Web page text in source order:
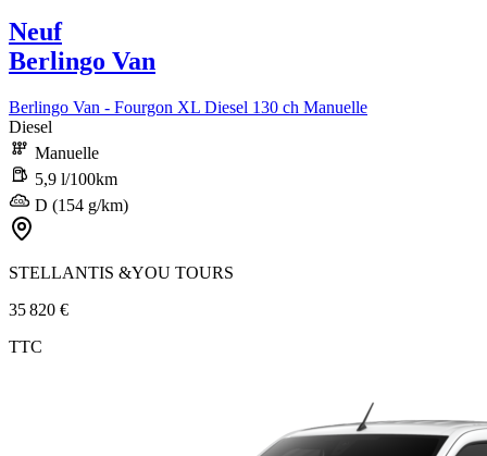
Neuf
Berlingo Van
Berlingo Van - Fourgon XL Diesel 130 ch Manuelle
Diesel
Manuelle
5,9 l/100km
D (154 g/km)
STELLANTIS &YOU TOURS
35 820 €
TTC